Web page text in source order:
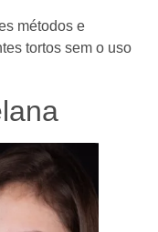
métodos e
tortos sem o uso